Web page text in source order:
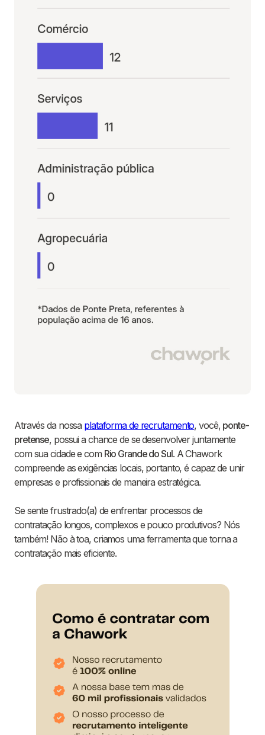
Através da nossa plataforma de recrutamento, você, ponte-
pretense, possui a chance de se desenvolver juntamente
com sua cidade e com Rio Grande do Sul. A Chawork
compreende as exigências locais, portanto, é capaz de unir
empresas e profissionais de maneira estratégica.
Se sente frustrado(a) de enfrentar processos de
contratação longos, complexos e pouco produtivos? Nós
também! Não à toa, criamos uma ferramenta que torna a
contratação mais eficiente.